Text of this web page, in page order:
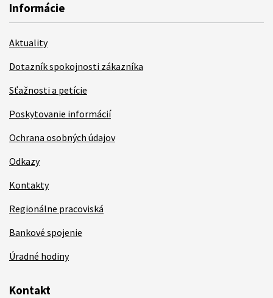
Informácie
Aktuality
Dotazník spokojnosti zákazníka
Sťažnosti a petície
Poskytovanie informácií
Ochrana osobných údajov
Odkazy
Kontakty
Regionálne pracoviská
Bankové spojenie
Úradné hodiny
Kontakt